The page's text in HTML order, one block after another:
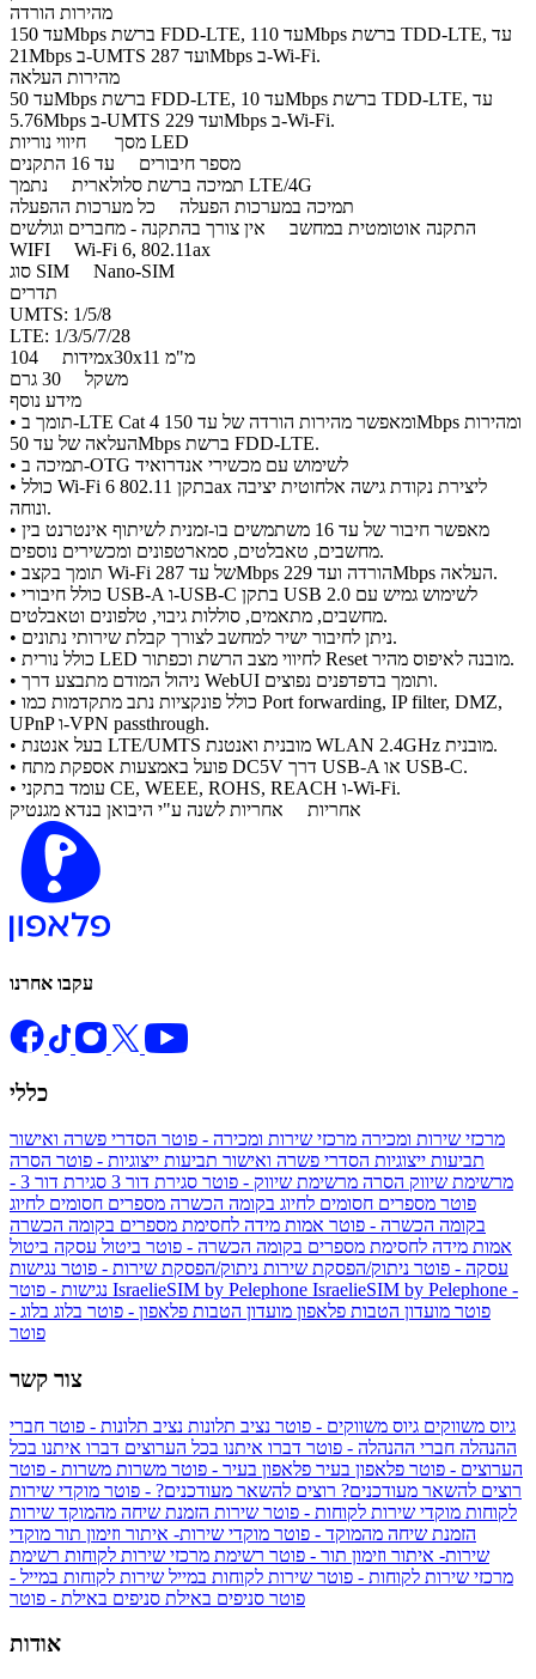
מהירות הורדה
עד 150Mbps ברשת FDD-LTE, עד 110Mbps ברשת TDD-LTE, עד
21Mbps ב-UMTS ועד 287Mbps ב-Wi-Fi.
מהירות העלאה
עד 50Mbps ברשת FDD-LTE, עד 10Mbps ברשת TDD-LTE, עד
5.76Mbps ב-UMTS ועד 229Mbps ב-Wi-Fi.
מסך חיווי נוריות LED
מספר חיבורים עד 16 התקנים
תמיכה ברשת סלולארית נתמך LTE/4G
תמיכה במערכות הפעלה כל מערכות ההפעלה
התקנה אוטומטית במחשב אין צורך בהתקנה - מחברים וגולשים
WIFI Wi-Fi 6, 802.11ax
סוג SIM Nano-SIM
תדרים
UMTS: 1/5/8
LTE: 1/3/5/7/28
מידות
104x30x11 מ"מ
משקל
מידע נוסף
• תומך ב-LTE Cat 4 ומאפשר מהירות הורדה של עד 150Mbps ומהירות
העלאה של עד 50Mbps ברשת FDD-LTE.
• תמיכה ב-OTG לשימוש עם מכשירי אנדרואיד
• כולל Wi-Fi 6 בתקן 802.11ax ליצירת נקודת גישה אלחוטית יציבה
ונוחה.
• מאפשר חיבור של עד 16 משתמשים בו-זמנית לשיתוף אינטרנט בין
מחשבים, טאבלטים, סמארטפונים ומכשירים נוספים.
• תומך בקצב Wi-Fi של עד 287Mbps הורדה ועד 229Mbps העלאה.
• כולל חיבורי USB-A ו-USB-C בתקן USB 2.0 לשימוש גמיש עם
מחשבים, מתאמים, סוללות גיבוי, טלפונים וטאבלטים.
• ניתן לחיבור ישיר למחשב לצורך קבלת שירותי נתונים.
• כולל נורית LED לחיווי מצב הרשת וכפתור Reset מובנה לאיפוס מהיר.
• ניהול המודם מתבצע דרך WebUI ותומך בדפדפנים נפוצים.
• כולל פונקציות נתב מתקדמות כמו Port forwarding, IP filter, DMZ,
UPnP ו-VPN passthrough.
• בעל אנטנת LTE/UMTS מובנית ואנטנת WLAN 2.4GHz מובנית.
• פועל באמצעות אספקת מתח DC5V דרך USB-A או USB-C.
• עומד בתקני CE, WEEE, ROHS, REACH ו-Wi-Fi.
אחריות אחריות לשנה ע"י היבואן בנדא מגנטיק
עקבו אחרנו
כללי
מרכזי שירות ומכירה מרכזי שירות ומכירה - פוטר הסדרי פשרה ואישור
תביעות ייצוגיות הסדרי פשרה ואישור תביעות ייצוגיות - פוטר הסרה
מרשימת שיווק הסרה מרשימת שיווק - פוטר סגירת דור 3
סגירת דור 3 -
פוטר מספרים חסומים לחיוג בקומה הכשרה מספרים חסומים לחיוג
בקומה הכשרה - פוטר אמות מידה לחסימת מספרים בקומה הכשרה
אמות מידה לחסימת מספרים בקומה הכשרה - פוטר ביטול עסקה ביטול
עסקה - פוטר ניתוק/הפסקת שירות ניתוק/הפסקת שירות - פוטר נגישות
IsraelieSIM by Pelephone IsraelieSIM by Pelephone -
פוטר מועדון הטבות פלאפון מועדון הטבות פלאפון - פוטר בלוג בלוג -
פוטר
צור קשר
גיוס משווקים גיוס משווקים - פוטר נציב תלונות נציב תלונות - פוטר חברי
ההנהלה חברי ההנהלה - פוטר דברו איתנו בכל הערוצים דברו איתנו בכל
הערוצים - פוטר פלאפון בעיר פלאפון בעיר - פוטר משרות משרות - פוטר
רוצים להשאר מעודכנים? רוצים להשאר מעודכנים? - פוטר מוקדי שירות
לקוחות מוקדי שירות לקוחות - פוטר שירות הזמנת שיחה מהמוקד שירות
הזמנת שיחה מהמוקד - פוטר מוקדי שירות- איתור וזימון תור מוקדי
שירות- איתור וזימון תור - פוטר רשימת מרכזי שירות לקוחות רשימת
מרכזי שירות לקוחות - פוטר שירות לקוחות במייל שירות לקוחות במייל -
פוטר סניפים באילת סניפים באילת - פוטר
אודות